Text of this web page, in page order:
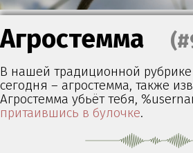
Агростемма
В нашей традиционной
сегодня – агростемма, также
Агростемма убьёт тебя,
притаившись в булочке.